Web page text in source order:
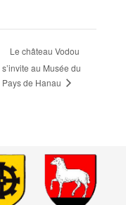
Le château Vodou
s’invite au Musée du
Pays de Hanau